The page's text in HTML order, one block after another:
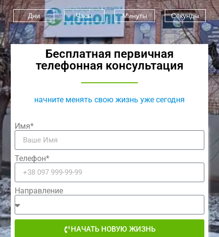
Дни Часы Минуты Секунды
Бесплатная первичная
телефонная консультация
начните менять свою жизнь уже сегодня
Имя*
Телефон*
Направление
НАЧАТЬ НОВУЮ ЖИЗНЬ